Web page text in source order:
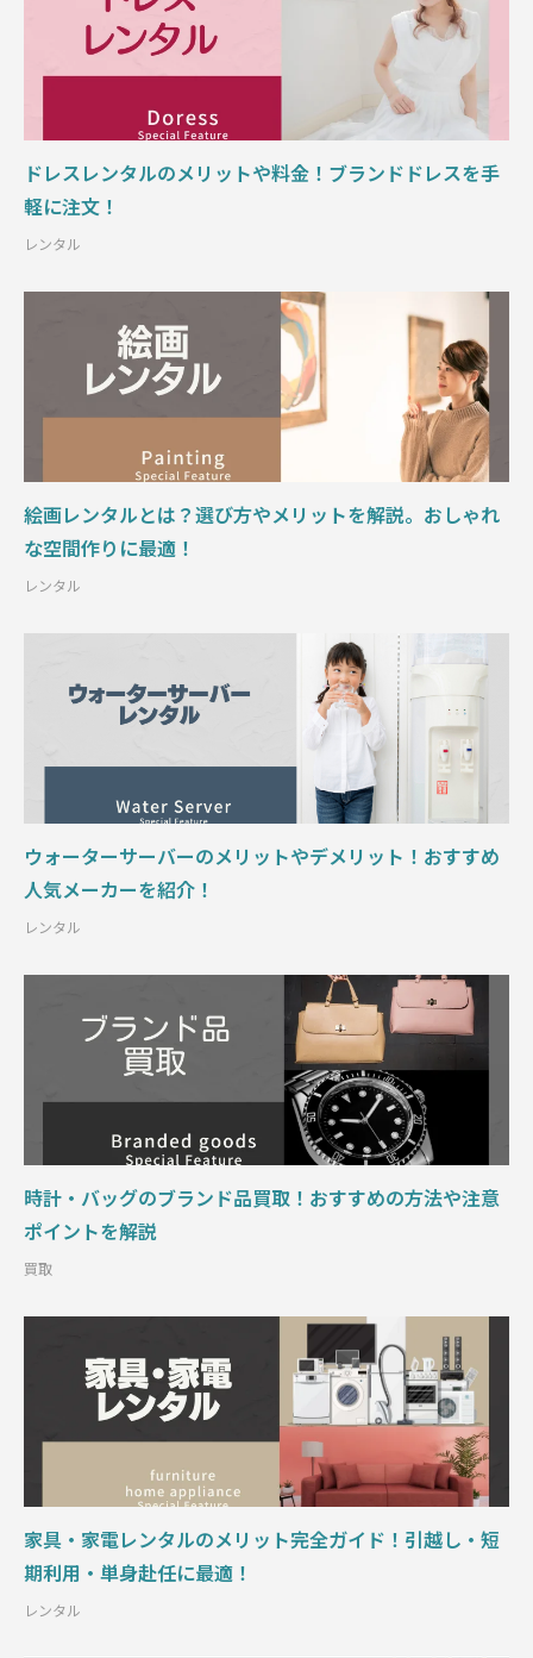
ドレスレンタルのメリットや料金！ブランドドレスを手
軽に注文！
レンタル
絵画レンタルとは？選び方やメリットを解説。おしゃれ
な空間作りに最適！
レンタル
ウォーターサーバーのメリットやデメリット！おすすめ
人気メーカーを紹介！
レンタル
時計・バッグのブランド品買取！おすすめの方法や注意
ポイントを解説
買取
家具・家電レンタルのメリット完全ガイド！引越し・短
期利用・単身赴任に最適！
レンタル